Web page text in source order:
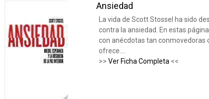
Ansiedad
La vida de Scott Stossel ha sido
contra la ansiedad. En estas
con anécdotas tan conmovedoras
ofrece....
>> Ver Ficha Completa <<